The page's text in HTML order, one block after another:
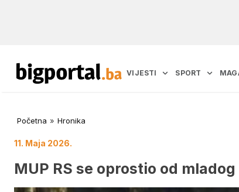
VIJESTI SPORT
Početna » Hronika
11. Maja 2026.
MUP RS se oprostio od